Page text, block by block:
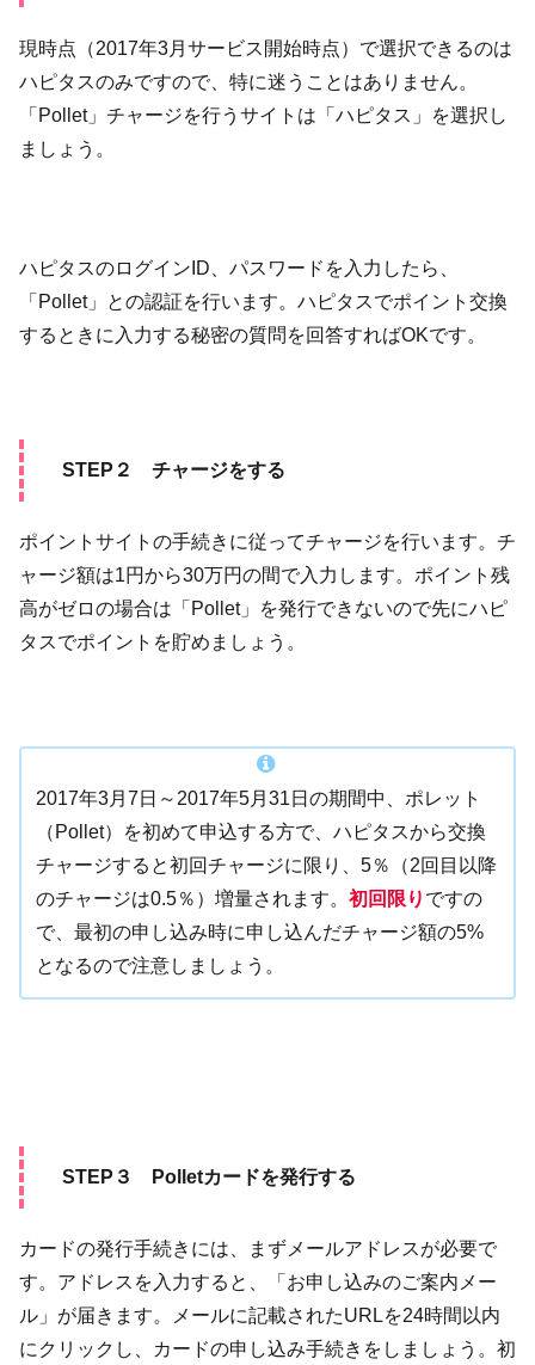
現時点（2017年3月サービス開始時点）で選択できるのは
ハピタスのみですので、特に迷うことはありません。
「Pollet」チャージを行うサイトは「ハピタス」を選択し
ましょう。
ハピタスのログインID、パスワードを入力したら、
「Pollet」との認証を行います。ハピタスでポイント交換
するときに入力する秘密の質問を回答すればOKです。
STEP２ チャージをする
ポイントサイトの手続きに従ってチャージを行います。チ
ャージ額は1円から30万円の間で入力します。ポイント残
高がゼロの場合は「Pollet」を発行できないので先にハピ
タスでポイントを貯めましょう。
2017年3月7日～2017年5月31日の期間中、ポレット
（Pollet）を初めて申込する方で、ハピタスから交換
チャージすると初回チャージに限り、5％（2回目以降
のチャージは0.5％）増量されます。 初回限り ですの
で、最初の申し込み時に申し込んだチャージ額の5%
となるので注意しましょう。
STEP３ Polletカードを発行する
カードの発行手続きには、まずメールアドレスが必要で
す。アドレスを入力すると、「お申し込みのご案内メー
ル」が届きます。メールに記載されたURLを24時間以内
にクリックし、カードの申し込み手続きをしましょう。初